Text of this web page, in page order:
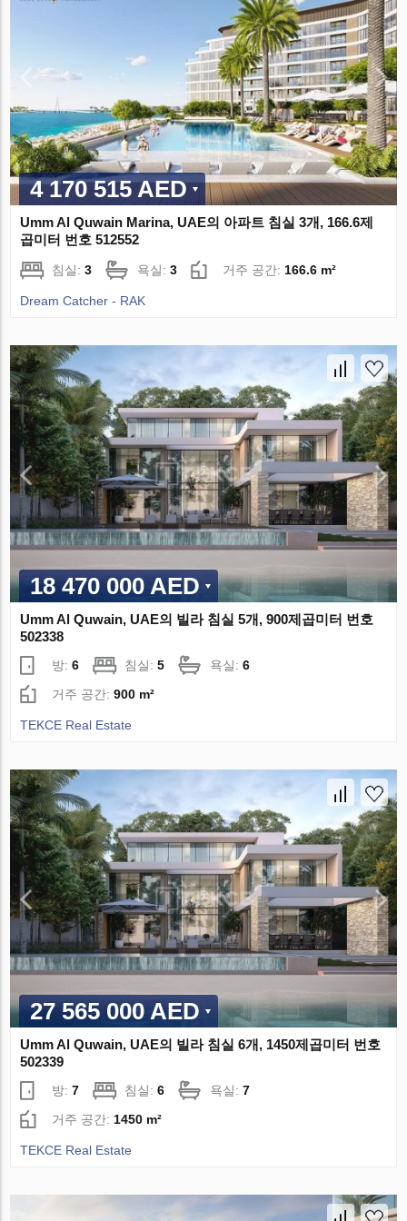
4 170 515 AED
Umm Al Quwain Marina, UAE의 아파트 침실 3개, 166.6제
곱미터 번호 512552
침실:3 욕실:3 거주 공간: 166.6 m²
Dream Catcher - RAK
18 470 000 AED
Umm Al Quwain, UAE의 빌라 침실 5개, 900제곱미터 번호
502338
방:6 침실:5 욕실:6
거주 공간:900 m²
TEKCE Real Estate
27 565 000 AED
Umm Al Quwain, UAE의 빌라 침실 6개, 1450제곱미터 번호
502339
방:7 침실:6 욕실:7
거주 공간: 1450 m²
TEKCE Real Estate